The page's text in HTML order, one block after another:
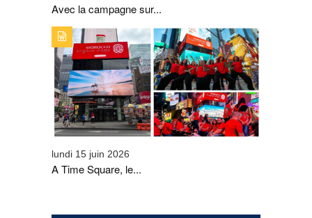
Avec la campagne sur...
TYPE DE PUBLICATION : A_LA_UNETITRE : A TIME
SQUARE, LE MAROC S'AFFICHE EN GRAND GRÂCE À
L'ONMT
lundi 15 juin 2026
A Time Square, le...